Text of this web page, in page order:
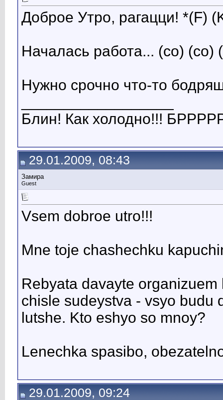
Доброе Утро, рагацци! *(F)
Началась работа... (co) (co)
Нужно срочно что-то
Блин! Как холодно!!!
29.01.2009, 08:43
Замира
Guest
Vsem dobroe utro!!!
Mne toje chashechku
Rebyata davayte
chisle sudeystva - vsyo budu
lutshe. Kto eshyo so mnoy?
Lenechka spasibo,
29.01.2009, 09:24